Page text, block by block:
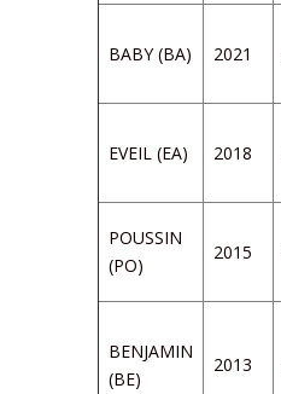
BABY (BA) 2021
EVEIL (EA) 2018
POUSSIN
(PO)
2015
BENJAMIN
(BE)
2013